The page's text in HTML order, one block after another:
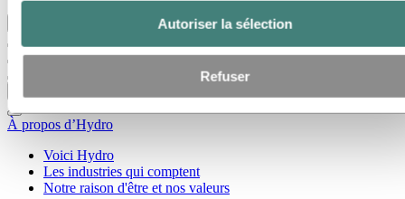
Autoriser la sélection
Refuser
À propos d’Hydro
Voici Hydro
Les industries qui comptent
Notre raison d'être et nos valeurs